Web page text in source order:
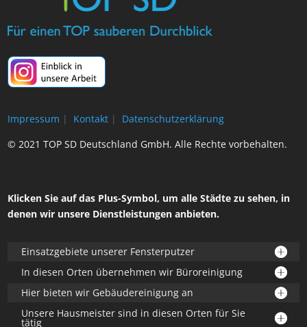
Impressum | Kontakt |
Datenschutzerklärung
© 2021 TOP SD Deutschland GmbH. Alle Rechte vorbehalten.
Klicken Sie auf das Plus-Symbol, um alle Städte zu sehen, in
denen wir unsere Dienstleistungen anbieten.
Einsatzgebiete unserer Fensterputzer
In diesen Orten übernehmen wir Büroreinigung
Hier bieten wir Gebäudereinigung an
Unsere Hausmeister sind in diesen Orten für Sie
tätig